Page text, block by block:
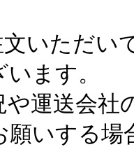
いただい
ます。
や運送会
願いする